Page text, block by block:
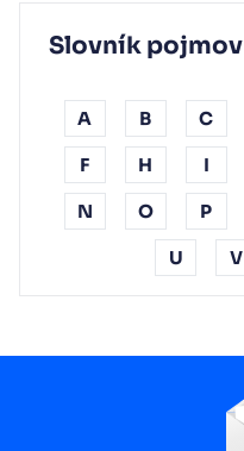
Slovník pojmov
A B C
F H I
N O P
U V